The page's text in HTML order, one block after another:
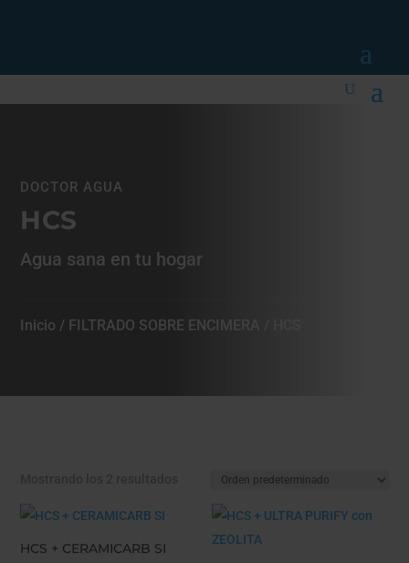
DOCTOR AGUA
HCS
Agua sana en tu hogar
Inicio / FILTRADO SOBRE ENCIMERA
HCS + CERAMICARB SI